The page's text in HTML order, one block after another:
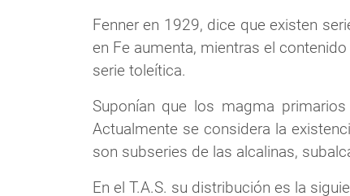
Fenner en 1929, dice que existen
en Fe aumenta, mientras el
serie toleítica.
Suponían que los magma
Actualmente se considera la
son subseries de las alcalinas,
En el T.A.S. su distribución es la